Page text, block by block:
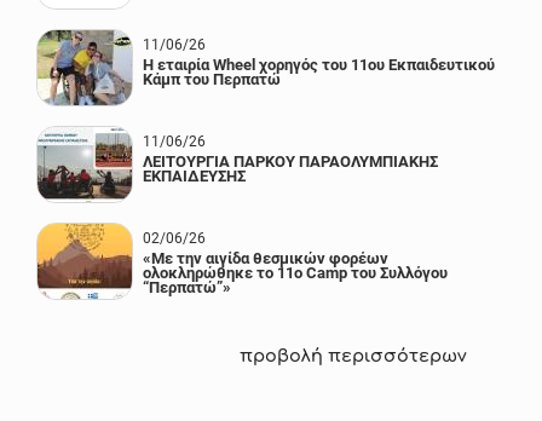
11/06/26
Η εταιρία Wheel χορηγός του 11ου Εκπαιδευτικού
Κάμπ του Περπατώ
11/06/26
ΛΕΙΤΟΥΡΓΙΑ ΠΑΡΚΟΥ ΠΑΡΑΟΛΥΜΠΙΑΚΗΣ
ΕΚΠΑΙΔΕΥΣΗΣ
02/06/26
«Με την αιγίδα θεσμικών φορέων
ολοκληρώθηκε το 11ο Camp του Συλλόγου
“Περπατώ”»
προβολή περισσότερων